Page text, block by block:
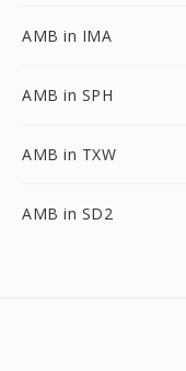
AMB in IMA
AMB in SPH
AMB in TXW
AMB in SD2